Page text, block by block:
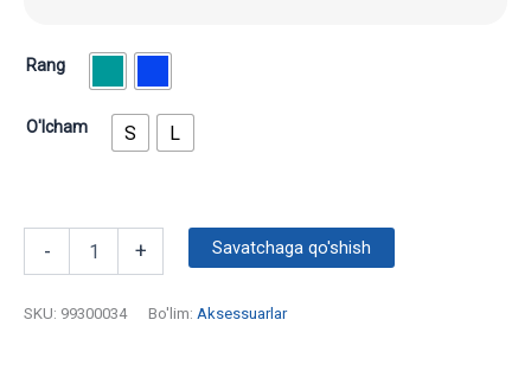
Rang
O'lcham S L
- + Savatchaga qo'shish
SKU: 99300034 Bo'lim: Aksessuarlar